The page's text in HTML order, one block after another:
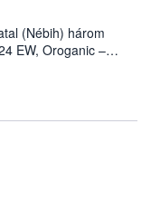
(Nébih) három
EW, Oroganic –
követően,
elleni további
termesztésben is